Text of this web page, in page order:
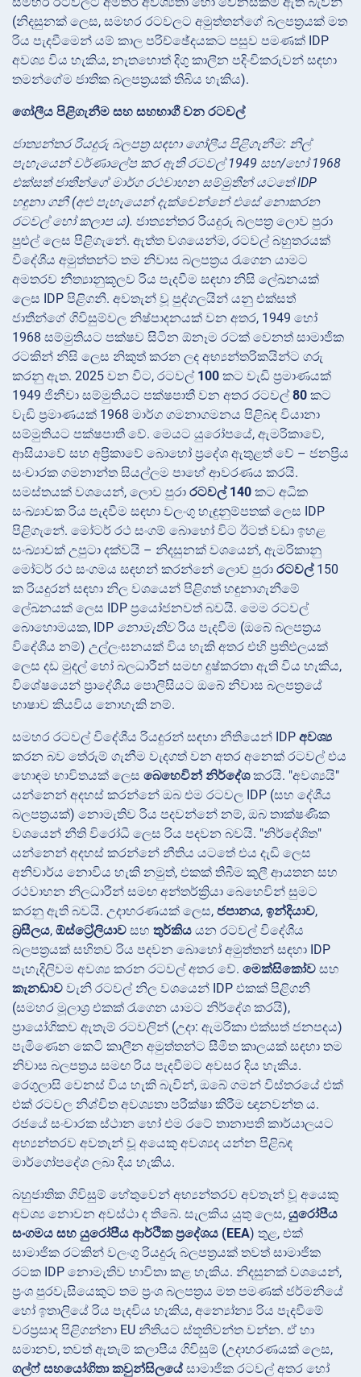
(නිදසුනක් ලෙස, සමහර රටවලට අමුත්තන්ගේ බලපත්‍රයක් මත
රිය පැදවීමෙන් යම් කාල පරිච්ඡේදයකට පසුව පමණක් IDP
අවශ්‍ය විය හැකිය, නැතහොත් දිගු කාලීන පදිංචිකරුවන් සඳහා
තමන්ගේම ජාතික බලපත්‍රයක් තිබිය හැකිය).
ගෝලීය පිළිගැනීම සහ සහභාගී වන රටවල්
ජාත්‍යන්තර රියදුරු බලපත්‍ර සඳහා ගෝලීය පිළිගැනීම: නිල්
පැහැයෙන් වර්ණාලේප කර ඇති රටවල් 1949 සහ/හෝ 1968
එක්සත් ජාතීන්ගේ මාර්ග රථවාහන සම්මුතීන් යටතේ IDP
හඳුනා ගනී (අළු පැහැයෙන් දැක්වෙන්නේ එසේ නොකරන
රටවල් හෝ කලාප ය). ජාත්‍යන්තර රියදුරු බලපත්‍ර ලොව පුරා
පුළුල් ලෙස පිළිගැනේ. ඇත්ත වශයෙන්ම, රටවල් බහුතරයක්
විදේශීය අමුත්තන්ට තම නිවාස බලපත්‍රය රැගෙන යාමට
අමතරව නීත්‍යානුකූලව රිය පැදවීම සඳහා නිසි ලේඛනයක්
ලෙස IDP පිළිගනී. අවතැන් වූ පුද්ගලයින් යනු එක්සත්
ජාතීන්ගේ ගිවිසුම්වල නිෂ්පාදනයක් වන අතර, 1949 හෝ
1968 සම්මුතියට පක්ෂව සිටින ඕනෑම රටක් වෙනත් සාමාජික
රටකින් නිසි ලෙස නිකුත් කරන ලද අභ්‍යන්තරිකයින්ට ගරු
කරනු ඇත. 2025 වන විට, රටවල් 100 කට වැඩි ප්‍රමාණයක්
1949 ජිනීවා සම්මුතියට පක්ෂපාතී වන අතර රටවල් 80 කට
වැඩි ප්‍රමාණයක් 1968 මාර්ග ගමනාගමනය පිළිබඳ වියානා
සම්මුතියට පක්ෂපාතී වේ. මෙයට යුරෝපයේ, ඇමරිකාවේ,
ආසියාවේ සහ අප්‍රිකාවේ බොහෝ ප්‍රදේශ ඇතුළත් වේ – ජනප්‍රිය
සංචාරක ගමනාන්ත සියල්ලම පාහේ ආවරණය කරයි.
සමස්තයක් වශයෙන්, ලොව පුරා රටවල් 140 කට අධික
සංඛ්‍යාවක රිය පැදවීම සඳහා වලංගු හැඳුනුම්පතක් ලෙස IDP
පිළිගැනේ. මෝටර් රථ සංගම් බොහෝ විට ඊටත් වඩා ඉහළ
සංඛ්‍යාවක් උපුටා දක්වයි – නිදසුනක් වශයෙන්, ඇමරිකානු
මෝටර් රථ සංගමය සඳහන් කරන්නේ ලොව පුරා රටවල් 150
ක රියදුරන් සඳහා නිල වශයෙන් පිළිගත් හඳුනාගැනීමේ
ලේඛනයක් ලෙස IDP ප්‍රයෝජනවත් බවයි. මෙම රටවල්
බොහොමයක, IDP නොමැතිවරිය පැදවීම (ඔබේ බලපත්‍රය
විදේශීය නම්) උල්ලංඝනයක් විය හැකි අතර එහි ප්‍රතිඵලයක්
ලෙස දඩ මුදල් හෝ බලධාරීන් සමඟ දුෂ්කරතා ඇති විය හැකිය,
විශේෂයෙන් ප්‍රාදේශීය පොලිසියට ඔබේ නිවාස බලපත්‍රයේ
භාෂාව කියවිය නොහැකි නම්.
සමහර රටවල් විදේශීය රියදුරන් සඳහා නීතියෙන් IDP අවශ්‍ය
කරන බව තේරුම් ගැනීම වැදගත් වන අතර අනෙක් රටවල් එය
හොඳම භාවිතයක් ලෙස බෙහෙවින් නිර්දේශකරයි. "අවශ්‍යයි"
යන්නෙන් අදහස් කරන්නේ ඔබ එම රටවල IDP (සහ දේශීය
බලපත්‍රයක්) නොමැතිව රිය පදවන්නේ නම්, ඔබ තාක්ෂණික
වශයෙන් නීති විරෝධී ලෙස රිය පදවන බවයි. "නිර්දේශිත"
යන්නෙන් අදහස් කරන්නේ නීතිය යටතේ එය දැඩි ලෙස
අනිවාර්ය නොවිය හැකි නමුත්, එකක් තිබීම කුලී ආයතන සහ
රථවාහන නිලධාරීන් සමඟ අන්තර්ක්‍රියා බෙහෙවින් සුමට
කරනු ඇති බවයි. උදාහරණයක් ලෙස, ජපානය, ඉන්දියාව,
බ්‍රසීලය, ඕස්ට්‍රේලියාව සහ තුර්කිය යන රටවල් විදේශීය
බලපත්‍රයක් සහිතව රිය පදවන බොහෝ අමුත්තන් සඳහා IDP
පැහැදිලිවම අවශ්‍ය කරන රටවල් අතර වේ. මෙක්සිකෝව සහ
කැනඩාව වැනි රටවල් නිල වශයෙන් IDP එකක් පිළිගනී
(සමහර මූලාශ්‍ර එකක් රැගෙන යාමට නිර්දේශ කරයි),
ප්‍රායෝගිකව ඇතැම් රටවලින් (උදා: ඇමරිකා එක්සත් ජනපදය)
පැමිණෙන කෙටි කාලීන අමුත්තන්ට සීමිත කාලයක් සඳහා තම
නිවාස බලපත්‍රය සමඟ රිය පැදවීමට අවසර දිය හැකිය.
රෙගුලාසි වෙනස් විය හැකි බැවින්, ඔබේ ගමන් විස්තරයේ එක්
එක් රටවල නිශ්චිත අවශ්‍යතා පරීක්ෂා කිරීම ඥානවන්ත ය.
රජයේ සංචාරක ස්ථාන හෝ එම රටේ තානාපති කාර්යාලයට
අභ්‍යන්තරව අවතැන් වූ අයෙකු අවශ්‍යද යන්න පිළිබඳ
මාර්ගෝපදේශ ලබා දිය හැකිය.
බහුජාතික ගිවිසුම් හේතුවෙන් අභ්‍යන්තරව අවතැන් වූ අයෙකු
අවශ්‍ය නොවන අවස්ථා ද තිබේ. සැලකිය යුතු ලෙස, යුරෝපීය
සංගමය සහ යුරෝපීය ආර්ථික ප්‍රදේශය (EEA) තුළ, එක්
සාමාජික රටකින් වලංගු රියදුරු බලපත්‍රයක් තවත් සාමාජික
රටක IDP නොමැතිව භාවිතා කළ හැකිය. නිදසුනක් වශයෙන්,
ප්‍රංශ පුරවැසියෙකුට තම ප්‍රංශ බලපත්‍රය මත පමණක් ජර්මනියේ
හෝ ඉතාලියේ රිය පැදවිය හැකිය, අන්‍යෝන්‍ය රිය පැදවීමේ
වරප්‍රසාද පිළිගන්නා EU නීතියට ස්තූතිවන්ත වන්න. ඒ හා
සමානව, තවත් ඇතැම් කලාපීය ගිවිසුම් (උදාහරණයක් ලෙස,
ගල්ෆ් සහයෝගිතා කවුන්සිලයේ සාමාජික රටවල් අතර හෝ